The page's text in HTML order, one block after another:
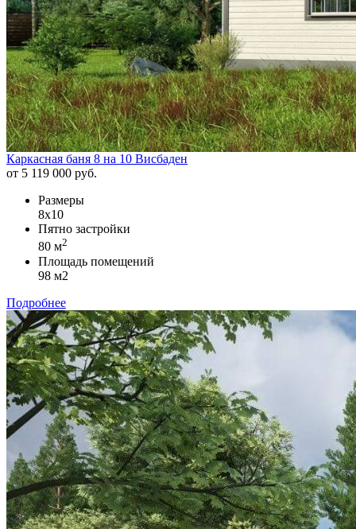
Каркасная баня 8 на 10 Висбаден
от 5 119 000 руб.
Размеры
8х10
Пятно застройки
80 м2
Площадь помещений
98 м2
Подробнее